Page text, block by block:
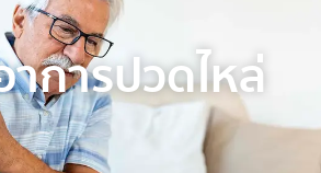
การปวดไหล่